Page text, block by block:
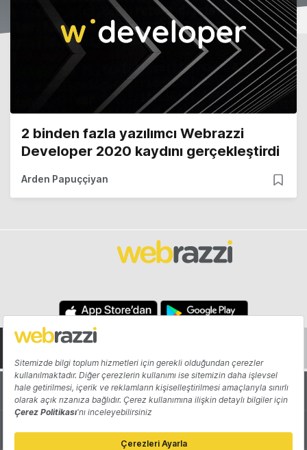
2 binden fazla yazılımcı Webrazzi
Developer 2020 kaydını gerçekleştirdi
Arden Papuççiyan
Hakkında Yazarlar
Katkıda Bulun Reklam